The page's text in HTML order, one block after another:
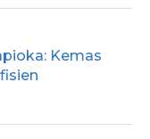
Kemas